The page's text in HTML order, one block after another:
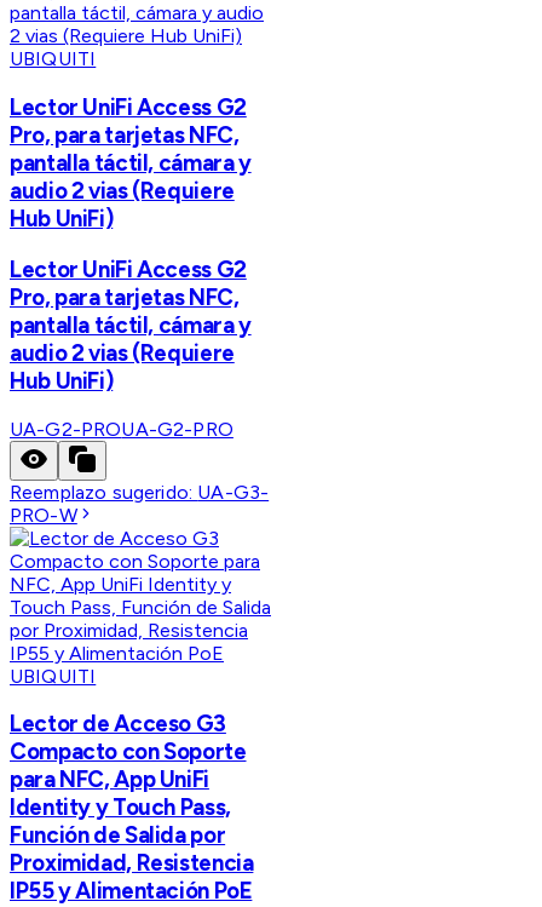
UBIQUITI
Lector UniFi Access G2
Pro, para tarjetas NFC,
pantalla táctil, cámara y
audio 2 vias (Requiere
Hub UniFi)
Lector UniFi Access G2
Pro, para tarjetas NFC,
pantalla táctil, cámara y
audio 2 vias (Requiere
Hub UniFi)
UA-G2-PROUA-G2-PRO
Reemplazo sugerido: UA-G3-
PRO-W
UBIQUITI
Lector de Acceso G3
Compacto con Soporte
para NFC, App UniFi
Identity y Touch Pass,
Función de Salida por
Proximidad, Resistencia
IP55 y Alimentación PoE